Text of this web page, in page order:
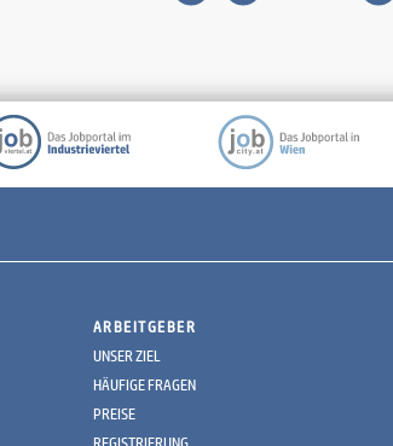
ARBEITGEBER
UNSER ZIEL
HÄUFIGE FRAGEN
PREISE
REGISTRIERUNG